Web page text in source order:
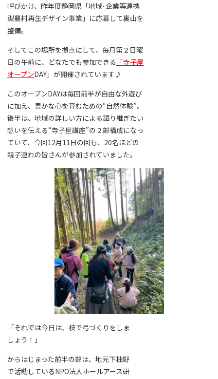
呼びかけ、昨年度静岡県「地域･企業等連携
型農村再生デザイン事業」に応募して裏山を
整備。
そしてこの場所を拠点にして、毎月第２日曜
日の午前に、どなたでも参加できる 「寺子屋
オープンDAY」が開催されています♪
このオープンDAYは毎回前半が自由な外遊び
に加え、豊かな心を育むための“自然体験”。
後半は、地域の詳しい方による語り継ぎたい
想いを伝える“寺子屋講座”の２部構成になっ
ていて、今回12月11日の回も、20名ほどの
親子連れの皆さんが参加されていました。
「それでは今日は、枝で弓づくりをしま
しょう！」
からはじまった前半の部は、地元下柚野
で活動しているNPO法人ホールアース研